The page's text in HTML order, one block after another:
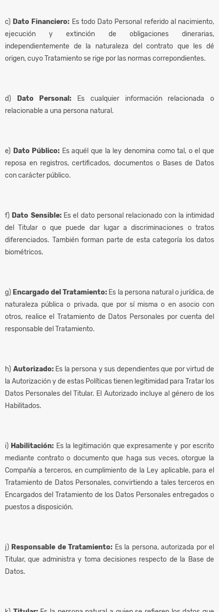
c) Dato Financiero: Es todo Dato Personal referido al nacimiento,
ejecución y extinción de obligaciones dinerarias,
independientemente de la naturaleza del contrato que les dé
origen, cuyo Tratamiento se rige por las normas correpondientes.
d) Dato Personal:
Es cualquier información relacionada o
relacionable a una persona natural.
e) Dato Público: Es aquél que la ley denomina como tal, o el que
reposa en registros, certificados, documentos o Bases de Datos
con carácter público.
f) Dato Sensible: Es el dato personal relacionado con la intimidad
del Titular o que puede dar lugar a discriminaciones o tratos
diferenciados. También forman parte de esta categoría los datos
biométricos.
g) Encargado del Tratamiento: Es la persona natural o jurídica, de
naturaleza pública o privada, que por sí misma o en asocio con
otros, realice el Tratamiento de Datos Personales por cuenta del
responsable del Tratamiento.
h) Autorizado: Es la persona y sus dependientes que por virtud de
la Autorización y de estas Políticas tienen legitimidad para Tratar los
Datos Personales del Titular. El Autorizado incluye al género de los
Habilitados.
i) Habilitación: Es la legitimación que expresamente y por escrito
mediante contrato o documento que haga sus veces, otorgue la
Compañía a terceros, en cumplimiento de la Ley aplicable, para el
Tratamiento de Datos Personales, convirtiendo a tales terceros en
Encargados del Tratamiento de los Datos Personales entregados o
puestos a disposición.
j) Responsable de Tratamiento: Es la persona, autorizada por el
Titular, que administra y toma decisiones respecto de la Base de
Datos.